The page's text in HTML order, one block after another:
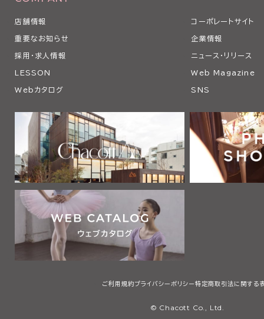
店舗情報 コーポレートサイト
重要なお知らせ 企業情報
採用・求人情報 ニュース・リリース
LESSON Web Magazine
Webカタログ SNS
ご利用規約プライバシーポリシー 特定商取引法に関する
© Chacott Co., Ltd.